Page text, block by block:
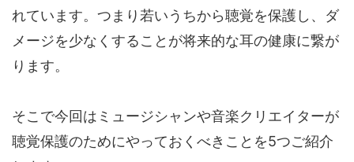
れています。つまり若いうちから聴覚を保護し、ダ
メージを少なくすることが将来的な耳の健康に繋が
ります。
そこで今回はミュージシャンや音楽クリエイターが
聴覚保護のためにやっておくべきことを5つご紹介